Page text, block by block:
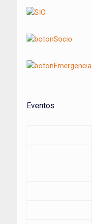
Eventos